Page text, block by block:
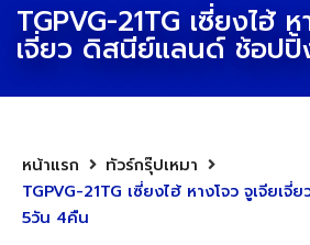
TGPVG-21TG เซี่ยงไฮ้ ห
เจี่ยว ดิสนีย์แลนด์ ช้อป
หน้าแรก
ทัวร์กรุ๊ปเหมา
TGPVG-21TG เซี่ยงไฮ้ หางโจว จูเจีย
5วัน 4คืน